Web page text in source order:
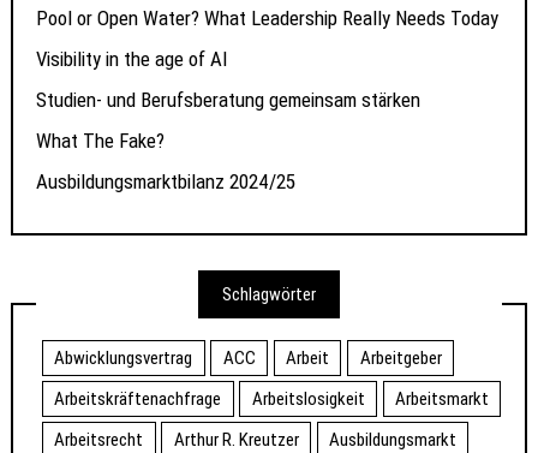
Pool or Open Water? What Leadership Really Needs Today
Visibility in the age of AI
Studien- und Berufsberatung gemeinsam stärken
What The Fake?
Ausbildungsmarktbilanz 2024/25
Schlagwörter
Abwicklungsvertrag ACC Arbeit
Arbeitgeber
Arbeitskräftenachfrage
Arbeitslosigkeit
Arbeitsmarkt
Arbeitsrecht
Arthur R. Kreutzer
Ausbildungsmarkt